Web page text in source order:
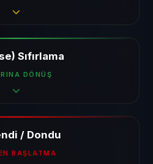
Sıfırlama
DÖNÜŞ
/ Dondu
BAŞLATMA